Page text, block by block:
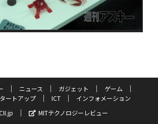
ニュース ガジェット
ゲーム
ートアップ ICT
インフォメーション
MITテクノロジーレビュー